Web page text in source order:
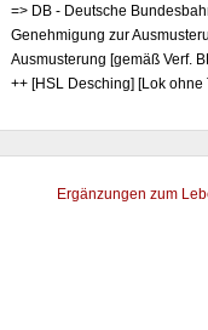
=> DB - Deutsche
Genehmigung zur
Ausmusterung [gemäß Verf.
++ [HSL Desching] [Lok
Ergänzungen zum